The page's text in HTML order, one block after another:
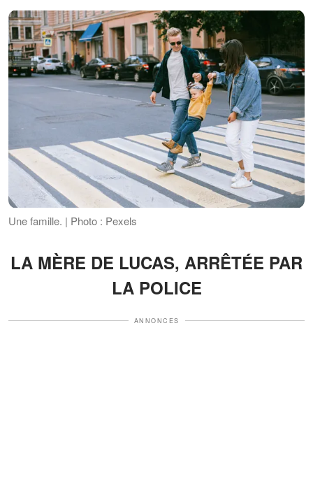
Une famille. | Photo : Pexels
LA MÈRE DE LUCAS, ARRÊTÉE PAR
LA POLICE
ANNONCES